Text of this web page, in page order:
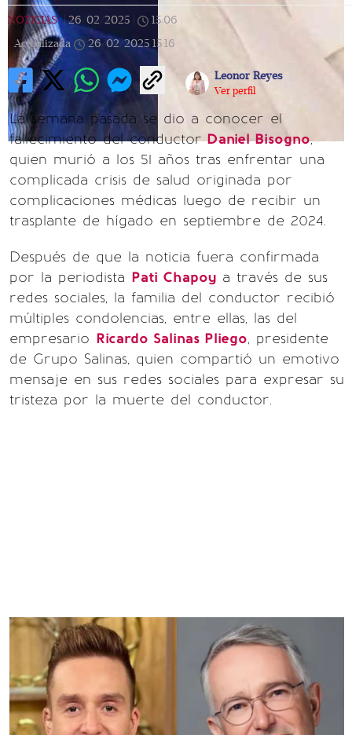
NOTICIAS | 26/02/2025 15:06
Actualizada
26/02/2025 15:16
Leonor Reyes
Ver perfil
La semana pasada se dio a conocer el
fallecimiento del conductorDaniel Bisogno,
quien murió a los 51 años tras enfrentar una
complicada crisis de salud originada por
complicaciones médicas luego de recibir un
trasplante de hígado en septiembre de 2024.
Después de que la noticia fuera confirmada
por la periodista Pati Chapoy a través de sus
redes sociales, la familia del conductor recibió
múltiples condolencias, entre ellas, las del
empresario Ricardo Salinas Pliego, presidente
de Grupo Salinas, quien compartió un emotivo
mensaje en sus redes sociales para expresar su
tristeza por la muerte del conductor.